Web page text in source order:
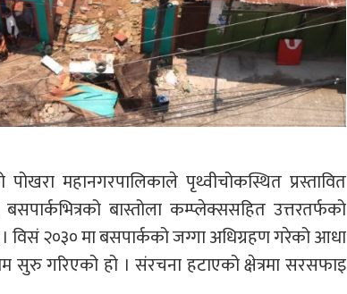
महानगरपालिकाले पृथ्वीचोकस्थित प्रस्तावित
बास्तोला कम्प्लेक्ससहित उत्तरतर्फको
२०३० मा बसपार्कको जग्गा अधिग्रहण गरेको आधा
सुरु गरिएको हो । संरचना हटाएको क्षेत्रमा सरसफाइ